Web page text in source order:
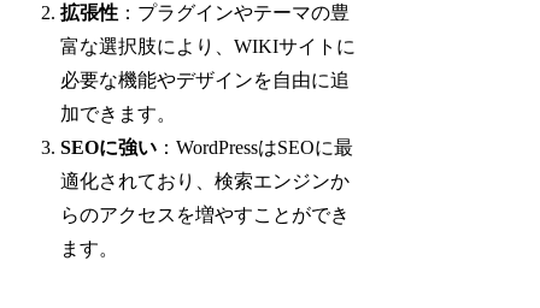
拡張性 ：プラグインやテーマの豊
富な選択肢により、WIKIサイトに
必要な機能やデザインを自由に追
加できます。
SEOに強い ：WordPressはSEOに最
適化されており、検索エンジンか
らのアクセスを増やすことができ
ます。